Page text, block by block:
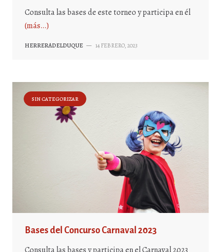
Consulta las bases de este torneo y participa en él
(más…)
HERRERADELDUQUE — 14 FEBRERO, 2023
SIN CATEGORIZAR
Bases del Concurso Carnaval 2023